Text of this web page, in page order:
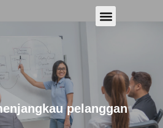
pelanggan